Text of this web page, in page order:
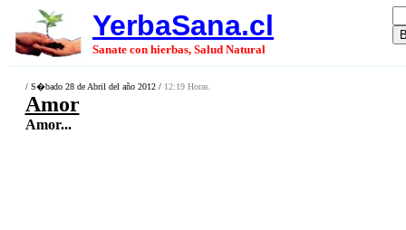
YerbaSana.cl
Sanate con hierbas, Salud Natural
/ S�bado 28 de Abril del año 2012 / 12:19 Horas.
Amor
Amor...